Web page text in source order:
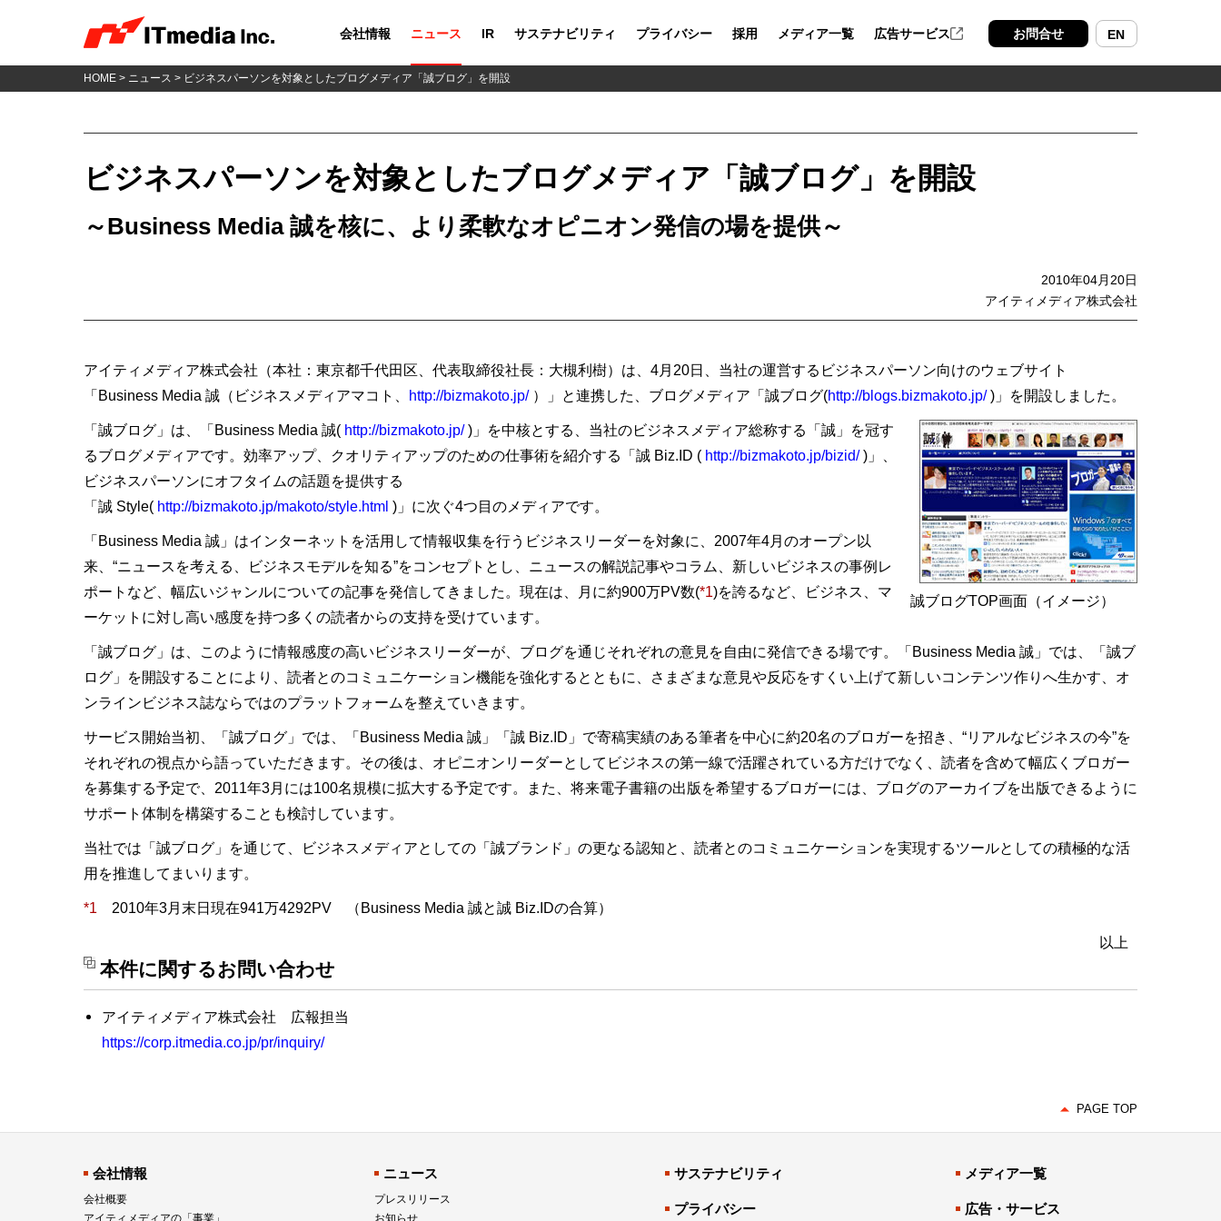
会社情報 ニュース IR サステナビリティ プライバシー 採用 メディア一覧 広告サービス お問合せ EN
HOME > ニュース > ビジネスパーソンを対象としたブログメディア「誠ブログ」を開設
ビジネスパーソンを対象としたブログメディア「誠ブログ」を開設
～Business Media 誠を核に、より柔軟なオピニオン発信の場を提供～
2010年04月20日
アイティメディア株式会社
アイティメディア株式会社（本社：東京都千代田区、代表取締役社長：大槻利樹）は、4月20日、当社の運営するビジネスパーソン向けのウェブサイト
「Business Media 誠（ビジネスメディアマコト、 http://bizmakoto.jp/）」と連携した、ブログメディア「誠ブログ(http://blogs.bizmakoto.jp/)」を開設しました。
誠ブログTOP画面（イメージ）
「誠ブログ」は、「Business Media 誠( http://bizmakoto.jp/)」を中核とする、当社のビジネスメディア総称する「誠」を冠す
るブログメディアです。効率アップ、クオリティアップのための仕事術を紹介する「誠 Biz.ID ( http://bizmakoto.jp/bizid/)」、
ビジネスパーソンにオフタイムの話題を提供する
「誠 Style( http://bizmakoto.jp/makoto/style.html )」に次ぐ4つ目のメディアです。
「Business Media 誠」はインターネットを活用して情報収集を行うビジネスリーダーを対象に、2007年4月のオープン以
来、“ニュースを考える、ビジネスモデルを知る”をコンセプトとし、ニュースの解説記事やコラム、新しいビジネスの事例レ
ポートなど、幅広いジャンルについての記事を発信してきました。現在は、月に約900万PV数(*1)を誇るなど、ビジネス、マ
ーケットに対し高い感度を持つ多くの読者からの支持を受けています。
「誠ブログ」は、このように情報感度の高いビジネスリーダーが、ブログを通じそれぞれの意見を自由に発信できる場です。「Business Media 誠」では、「誠ブ
ログ」を開設することにより、読者とのコミュニケーション機能を強化するとともに、さまざまな意見や反応をすくい上げて新しいコンテンツ作りへ生かす、オ
ンラインビジネス誌ならではのプラットフォームを整えていきます。
サービス開始当初、「誠ブログ」では、「Business Media 誠」「誠 Biz.ID」で寄稿実績のある筆者を中心に約20名のブロガーを招き、“リアルなビジネスの今”を
それぞれの視点から語っていただきます。その後は、オピニオンリーダーとしてビジネスの第一線で活躍されている方だけでなく、読者を含めて幅広くブロガー
を募集する予定で、2011年3月には100名規模に拡大する予定です。また、将来電子書籍の出版を希望するブロガーには、ブログのアーカイブを出版できるように
サポート体制を構築することも検討しています。
当社では「誠ブログ」を通じて、ビジネスメディアとしての「誠ブランド」の更なる認知と、読者とのコミュニケーションを実現するツールとしての積極的な活
用を推進してまいります。
*1 2010年3月末日現在941万4292PV （Business Media 誠と誠 Biz.IDの合算）
以上
本件に関するお問い合わせ
アイティメディア株式会社 広報担当
https://corp.itmedia.co.jp/pr/inquiry/
PAGE TOP
会社情報
会社概要
アイティメディアの「事業」
ニュース
プレスリリース
お知らせ
サステナビリティ
プライバシー
メディア一覧
広告・サービス